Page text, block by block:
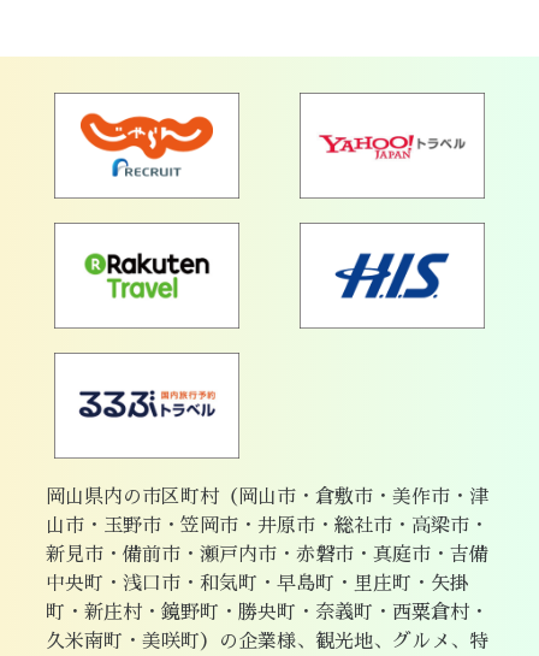
岡山県内の市区町村（岡山市・倉敷市・美作市・津
山市・玉野市・笠岡市・井原市・総社市・高梁市・
新見市・備前市・瀬戸内市・赤磐市・真庭市・吉備
中央町・浅口市・和気町・早島町・里庄町・矢掛
町・新庄村・鏡野町・勝央町・奈義町・西粟倉村・
久米南町・美咲町）の企業様、観光地、グルメ、特